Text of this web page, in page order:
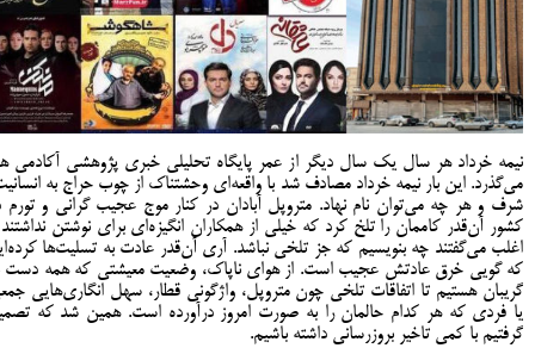
نیمه خرداد هر سال یک سال دیگر از عمر پایگاه تحلیلی خبری پژوهشی آکادمی
می‌گذرد. این بار نیمه خرداد مصادف شد با واقعه‌ای وحشتناک از چوب حراج به
شرف و هر چه می‌توان نام نهاد. متروپل آبادان در کنار موج عجیب گرانی و تورم
کشور آن‌قدر کاممان را تلخ کرد که خیلی از همکاران انگیزه‌ای برای نوشتن
اغلب می‌گفتند چه بنویسیم که جز تلخی نباشد. آری آن‌قدر عادت به تسلیت‌ها
که گویی خرق عادتش عجیب است. از هوای ناپاک، وضعیت معیشتی که همه دست
گریبان هستیم تا اتفاقات تلخی چون متروپل، واژگونی قطار، سهل انگاری‌هایی
یا فردی که هر کدام حالمان را به صورت امروز درآورده است. همین شد که
گرفتیم با کمی تاخیر بروزرسانی داشته باشیم.